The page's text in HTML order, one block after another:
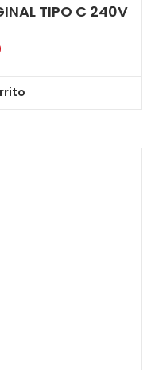
TIPO C 240V